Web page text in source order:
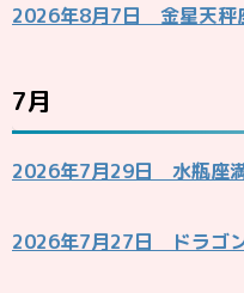
2026年8月7日 金星天秤
7月
2026年7月29日 水瓶座
2026年7月27日 ドラゴン